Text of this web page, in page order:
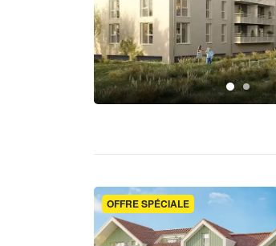
OFFRE SPÉCIALE